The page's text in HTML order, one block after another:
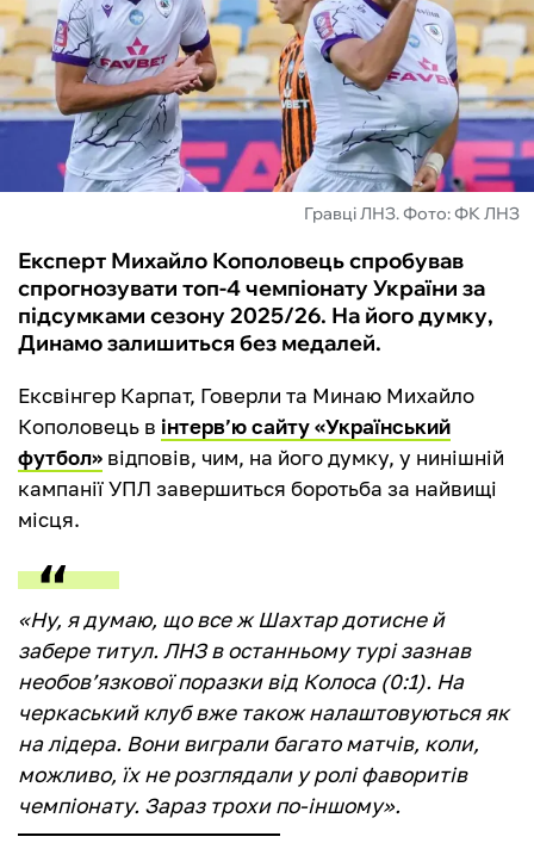
ФУТЗАЛ
ІНШІ
БУКМЕКЕРИ
Гравці ЛНЗ. Фото: ФК ЛНЗ
Експерт Михайло Кополовець спробував
спрогнозувати топ-4 чемпіонату України за
підсумками сезону 2025/26. На його думку,
Динамо залишиться без медалей.
Ексвінгер Карпат, Говерли та Минаю Михайло
Кополовець в інтерв’ю сайту «Український
футбол» відповів, чим, на його думку, у нинішній
кампанії УПЛ завершиться боротьба за найвищі
місця.
«Ну, я думаю, що все ж Шахтар дотисне й
забере титул. ЛНЗ в останньому турі зазнав
необов’язкової поразки від Колоса (0:1). На
черкаський клуб вже також налаштовуються як
на лідера. Вони виграли багато матчів, коли,
можливо, їх не розглядали у ролі фаворитів
чемпіонату. Зараз трохи по-іншому».